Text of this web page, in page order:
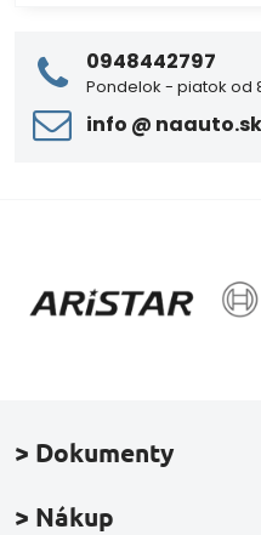
0948442797
Pondelok - piatok od
info ​@ naauto​.sk
> Dokumenty
> Nákup